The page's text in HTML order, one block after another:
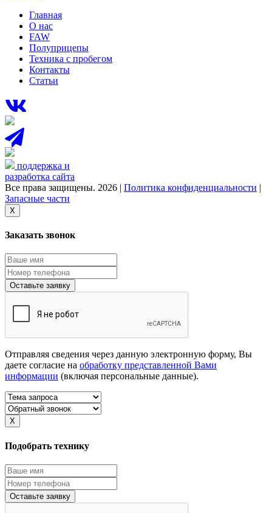
Главная
О нас
FAW
Полуприцепы
Техника с пробегом
Контакты
Статьи
поддержка и
разработка сайта
Все права защищены. 2026 | Политика конфиденциальности |
Запасные части
X
Заказать звонок
Оставьте заявку
Отправляя сведения через данную электронную форму, Вы
даете согласие на обработку представленной Вами
информации (включая персональные данные).
X
Подобрать технику
Оставьте заявку